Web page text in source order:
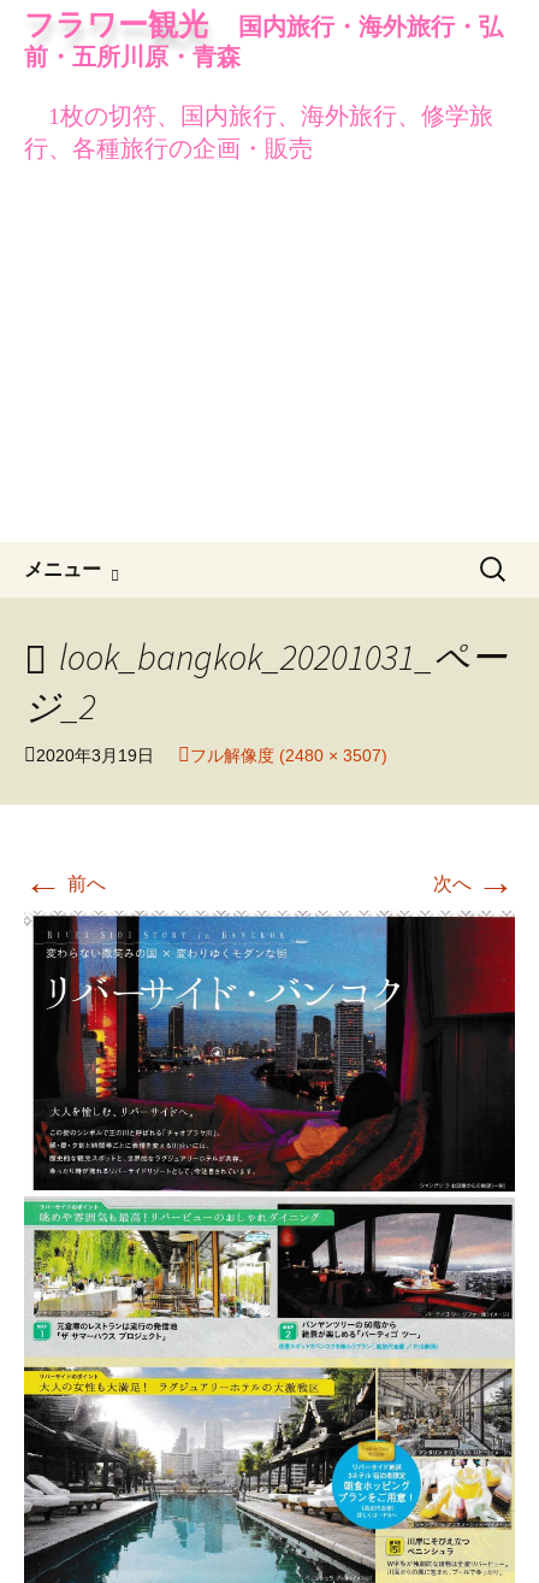
フラワー観光
国内旅行・海外旅行・弘
前・五所川原・青森
1枚の切符、国内旅行、海外旅行、修学旅
行、各種旅行の企画・販売
メニュー
ツ
動
検
look_bangkok_20201031_ペー
ジ_2
2020年3月19日 フル解像度 (2480 × 3507)
← 前へ 次へ →